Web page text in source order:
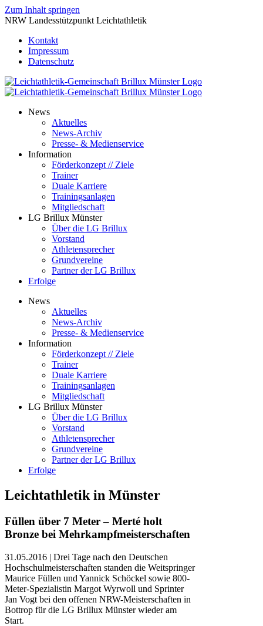
Zum Inhalt springen
NRW Landesstützpunkt Leichtathletik
Kontakt
Impressum
Datenschutz
News
Aktuelles
News-Archiv
Presse- & Medienservice
Information
Förderkonzept // Ziele
Trainer
Duale Karriere
Trainingsanlagen
Mitgliedschaft
LG Brillux Münster
Über die LG Brillux
Vorstand
Athletensprecher
Grundvereine
Partner der LG Brillux
Erfolge
News
Aktuelles
News-Archiv
Presse- & Medienservice
Information
Förderkonzept // Ziele
Trainer
Duale Karriere
Trainingsanlagen
Mitgliedschaft
LG Brillux Münster
Über die LG Brillux
Vorstand
Athletensprecher
Grundvereine
Partner der LG Brillux
Erfolge
Leichtathletik in Münster
Füllen über 7 Meter – Merté holt
Bronze bei Mehrkampfmeisterschaften
31.05.2016 | Drei Tage nach den Deutschen
Hochschulmeisterschaften standen die Weitspringer
Maurice Füllen und Yannick Schöckel sowie 800-
Meter-Spezialistin Margot Wyrwoll und Sprinter
Jan Vogt bei den offenen NRW-Meisterschaften in
Bottrop für die LG Brillux Münster wieder am
Start.